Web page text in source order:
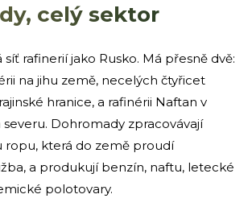
celý sektor
rafinerií jako Rusko. Má přesně dvě:
na jihu země, necelých čtyřicet
hranice, a rafinérii Naftan v
Dohromady zpracovávají
ropu, která do země proudí
a produkují benzín, naftu, letecké
polotovary.